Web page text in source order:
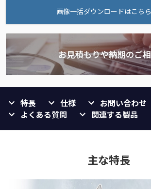
画像一括ダウンロードはこちら
特長 仕様
お問い合わせ
よくある質問
関連する製品
主な特長